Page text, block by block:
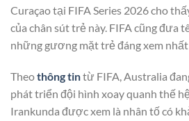
Curaçao tại FIFA Series 2026 cho
của chân sút trẻ này. FIFA cũng đưa
những gương mặt trẻ đáng xem
Theothông tintừ FIFA, Australia
phát triển đội hình xoay quanh thế
Irankunda được xem là nhân tố có